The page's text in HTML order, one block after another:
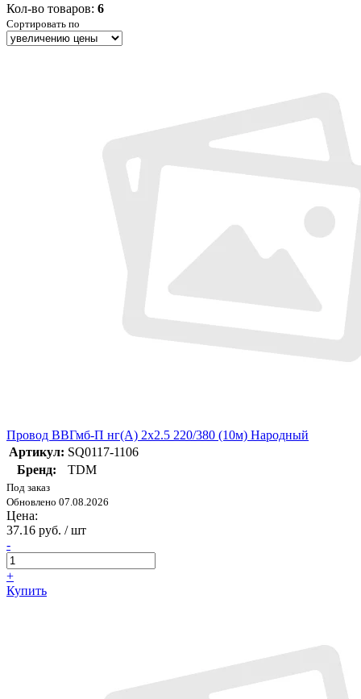
Кол-во товаров: 6
Сортировать по
Провод ВВГмб-П нг(А) 2х2.5 220/380 (10м) Народный
Артикул: SQ0117-1106
Бренд:
TDM
Под заказ
Обновлено 07.08.2026
Цена:
37.16 руб. / шт
-
+
Купить